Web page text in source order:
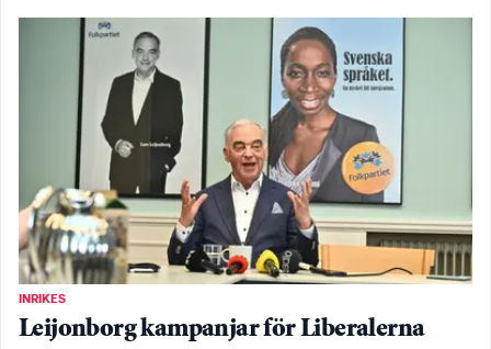
INRIKES
Leijonborg kampanjar för Liberalerna